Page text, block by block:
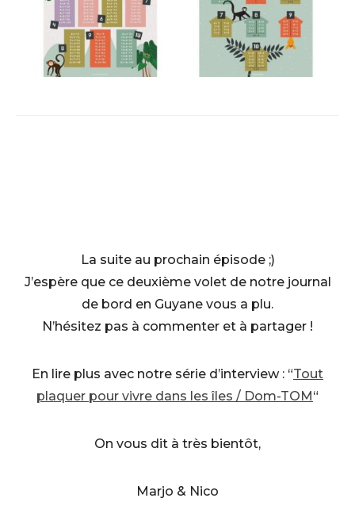
La suite au prochain épisode ;)
J’espère que ce deuxième volet de notre journal
de bord en Guyane vous a plu.
N’hésitez pas à commenter et à partager !
En lire plus avec notre série d’interview : “Tout
plaquer pour vivre dans les îles / Dom-TOM “
On vous dit à très bientôt,
Marjo & Nico